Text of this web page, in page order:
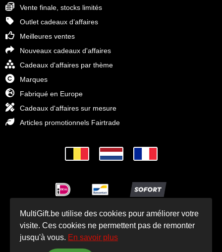
Vente finale, stocks limités
Outlet cadeaux d’affaires
Meilleures ventes
Nouveaux cadeaux d'affaires
Cadeaux d'affaires par thème
Marques
Fabriqué en Europe
Cadeaux d'affaires sur mesure
Articles promotionnels Fairtrade
© Cadeaux d'affaires MultiGift 1993 - 2025
MultiGift.be utilise des cookies pour améliorer votre
visite. Ces cookies ne permettent pas de remonter
jusqu'à vous. En savoir plus